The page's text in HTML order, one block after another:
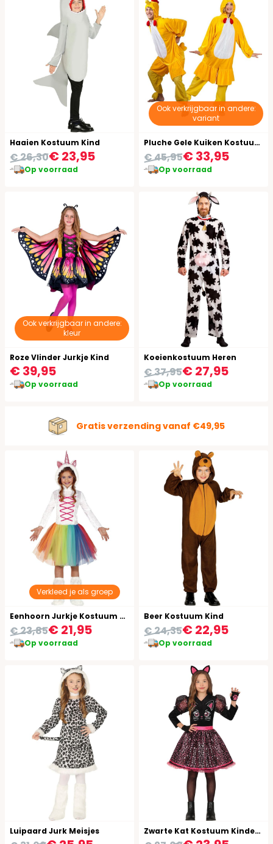
Haaien Kostuum Kind
€ 23,95
€ 26,30
Op voorraad
Ook verkrijgbaar in andere:
variant
Pluche Gele Kuiken Kostuum Unisex
€ 33,95
€ 45,95
Op voorraad
Ook verkrijgbaar in andere:
kleur
Roze Vlinder Jurkje Kind
€ 39,95
Op voorraad
Koeienkostuum Heren
€ 27,95
€ 37,95
Op voorraad
Gratis verzending vanaf €49,95
Verkleed je als groep
Eenhoorn Jurkje Kostuum Kind
€ 21,95
€ 23,85
Op voorraad
Beer Kostuum Kind
€ 22,95
€ 24,35
Op voorraad
Luipaard Jurk Meisjes Zwarte Kat Kostuum Kinderen